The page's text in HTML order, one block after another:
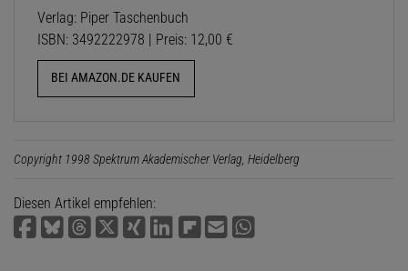
Verlag: Piper Taschenbuch
ISBN: 3492222978 | Preis: 12,00 €
BEI AMAZON.DE KAUFEN
Copyright 1998 Spektrum Akademischer Verlag, Heidelberg
Diesen Artikel empfehlen: